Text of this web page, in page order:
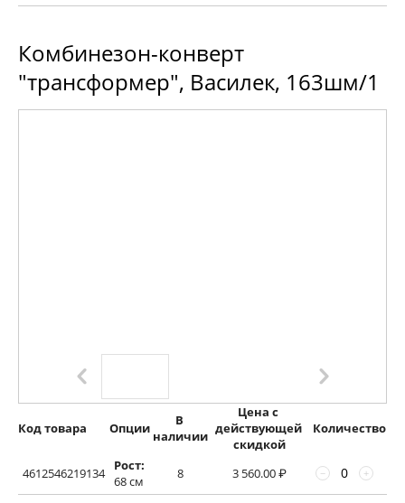
Комбинезон-конверт
"трансформер", Василек, 163шм/1
Код товара Опции
В
наличии
Цена с
действующей
скидкой
Количество
4612546219134
Рост:
68 см
8 3 560.00₽ +
−